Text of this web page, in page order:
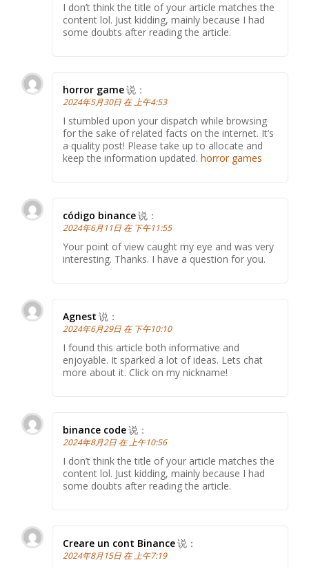
I don’t think the title of your article matches the
content lol. Just kidding, mainly because I had
some doubts after reading the article.
horror game说：
2024年5月30日 在 上午4:53
I stumbled upon your dispatch while browsing
for the sake of related facts on the internet. It’s
a quality post! Please take up to allocate and
keep the information updated. horror games
código binance说：
2024年6月11日 在 下午11:55
Your point of view caught my eye and was very
interesting. Thanks. I have a question for you.
Agnest 说：
2024年6月29日 在 下午10:10
I found this article both informative and
enjoyable. It sparked a lot of ideas. Lets chat
more about it. Click on my nickname!
binance code说：
2024年8月2日 在 上午10:56
I don’t think the title of your article matches the
content lol. Just kidding, mainly because I had
some doubts after reading the article.
Creare un cont Binance说：
2024年8月15日 在 上午7:19